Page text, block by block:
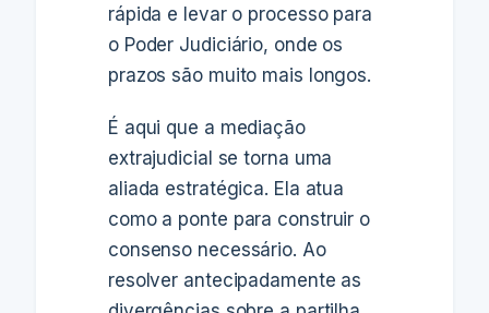
rápida e levar o processo para
o Poder Judiciário, onde os
prazos são muito mais longos.
É aqui que a mediação
extrajudicial se torna uma
aliada estratégica. Ela atua
como a ponte para construir o
consenso necessário. Ao
resolver antecipadamente as